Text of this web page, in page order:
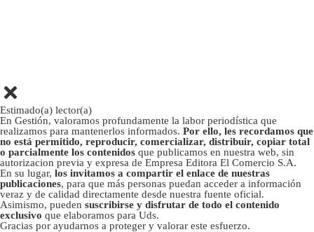
Estimado(a) lector(a)
En Gestión, valoramos profundamente la labor periodística que
realizamos para mantenerlos informados. Por ello, les recordamos que
no está permitido, reproducir, comercializar, distribuir, copiar total
o parcialmente los contenidos que publicamos en nuestra web, sin
autorizacion previa y expresa de Empresa Editora El Comercio S.A.
En su lugar, los invitamos a compartir el enlace de nuestras
publicaciones, para que más personas puedan acceder a información
veraz y de calidad directamente desde nuestra fuente oficial.
Asimismo, pueden suscribirse y disfrutar de todo el contenido
exclusivo que elaboramos para Uds.
Gracias por ayudarnos a proteger y valorar este esfuerzo.